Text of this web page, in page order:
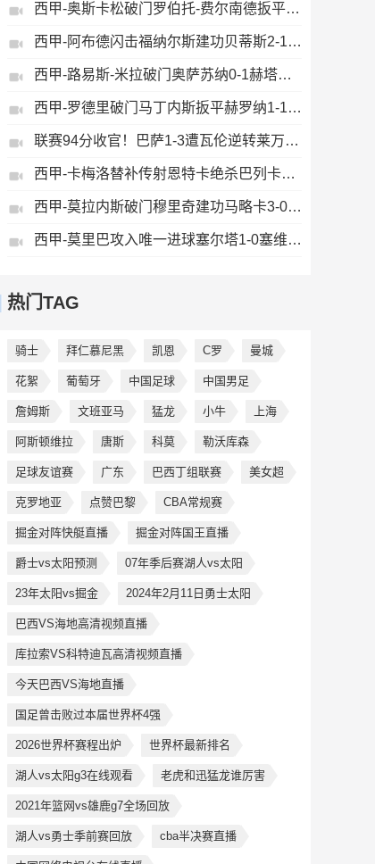
西甲-奥斯卡松破门罗伯托-费尔南德扳平西班牙人1-1皇家社会
西甲-阿布德闪击福纳尔斯建功贝蒂斯2-1莱万特
西甲-路易斯-米拉破门奥萨苏纳0-1赫塔费排第17惊险保级
西甲-罗德里破门马丁内斯扳平赫罗纳1-1埃尔切惨遭降级
联赛94分收官！巴萨1-3遭瓦伦逆转莱万告别战破门费兰献助攻
西甲-卡梅洛替补传射恩特卡绝杀巴列卡诺2-1逆转阿拉维斯
西甲-莫拉内斯破门穆里奇建功马略卡3-0皇家奥维耶多仍遭降级
西甲-莫里巴攻入唯一进球塞尔塔1-0塞维利亚
热门TAG
骑士 拜仁慕尼黑 凯恩 C罗 曼城
花絮 葡萄牙 中国足球 中国男足
詹姆斯 文班亚马 猛龙 小牛 上海
阿斯顿维拉 唐斯 科莫 勒沃库森
足球友谊赛 广东 巴西丁组联赛 美女超
克罗地亚 点赞巴黎 CBA常规赛
掘金对阵快艇直播 掘金对阵国王直播
爵士vs太阳预测 07年季后赛湖人vs太阳
23年太阳vs掘金 2024年2月11日勇士太阳
巴西VS海地高清视频直播
库拉索VS科特迪瓦高清视频直播
今天巴西VS海地直播
国足曾击败过本届世界杯4强
2026世界杯赛程出炉 世界杯最新排名
湖人vs太阳g3在线观看 老虎和迅猛龙谁厉害
2021年篮网vs雄鹿g7全场回放
湖人vs勇士季前赛回放 cba半决赛直播